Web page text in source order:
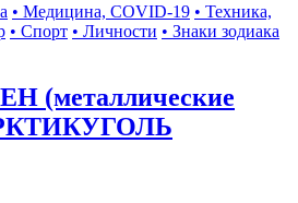
• Медицина, COVID-19 • Техника,
• Спорт • Личности • Знаки зодиака
(металлические